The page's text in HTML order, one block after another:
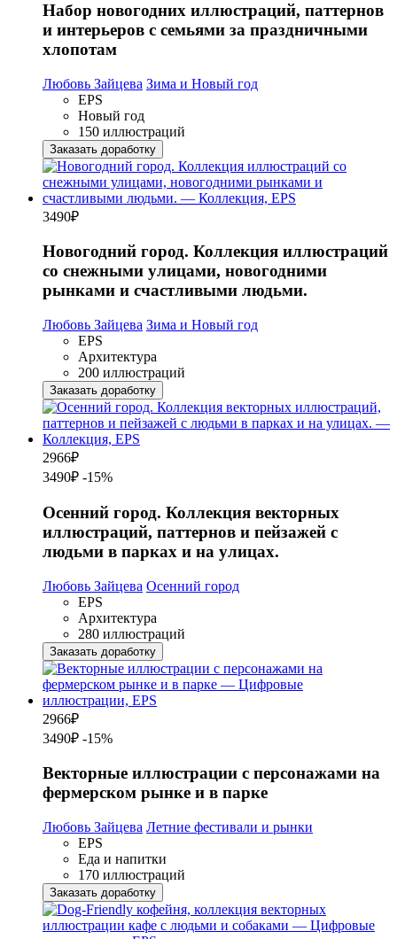
Набор новогодних иллюстраций, паттернов
и интерьеров с семьями за праздничными
хлопотам
Любовь Зайцева Зима и Новый год
EPS
Новый год
150 иллюстраций
Заказать доработку
3490₽
Новогодний город. Коллекция иллюстраций
со снежными улицами, новогодними
рынками и счастливыми людьми.
Любовь Зайцева Зима и Новый год
EPS
Архитектура
200 иллюстраций
Заказать доработку
2966₽
3490₽ -15%
Осенний город. Коллекция векторных
иллюстраций, паттернов и пейзажей с
людьми в парках и на улицах.
Любовь Зайцева Осенний город
EPS
Архитектура
280 иллюстраций
Заказать доработку
2966₽
3490₽ -15%
Векторные иллюстрации с персонажами на
фермерском рынке и в парке
Любовь Зайцева Летние фестивали и рынки
EPS
Еда и напитки
170 иллюстраций
Заказать доработку